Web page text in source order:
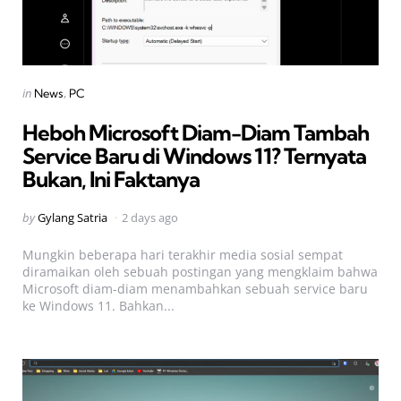
Categories
Posted
in News PC
Heboh Microsoft Diam-Diam Tambah
Service Baru di Windows 11? Ternyata
Bukan, Ini Faktanya
Posted
byGylang Satria 2 days ago
Mungkin beberapa hari terakhir media sosial sempat
diramaikan oleh sebuah postingan yang mengklaim bahwa
Microsoft diam-diam menambahkan sebuah service baru
ke Windows 11. Bahkan...